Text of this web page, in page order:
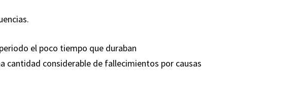
el poco tiempo que duraban
cantidad considerable de fallecimientos por causas